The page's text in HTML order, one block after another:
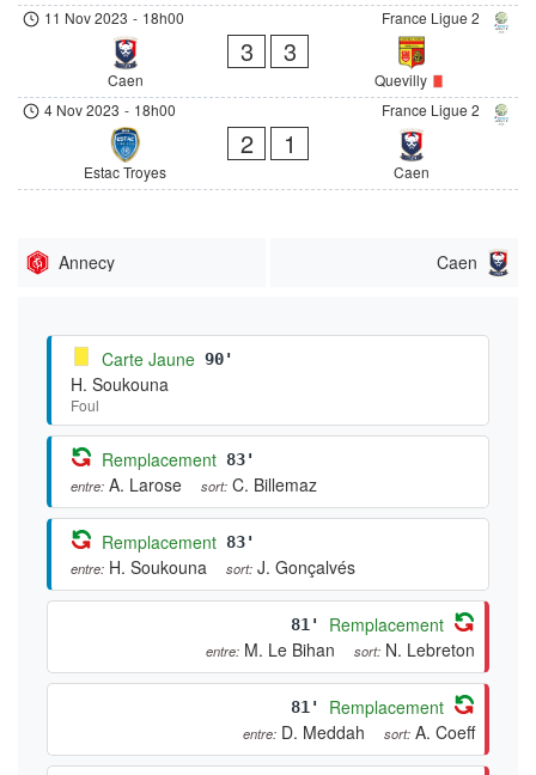
France Ligue 2
11 Nov 2023 - 18h00
Caen
3 3
Quevilly
France Ligue 2
4 Nov 2023 - 18h00
Estac Troyes
2 1
Caen
Annecy Caen
Carte Jaune 90'
H. Soukouna
Foul
Remplacement 83'
entre: A. Larose sort: C. Billemaz
Remplacement 83'
entre: H. Soukouna sort: J. Gonçalvés
81' Remplacement
entre: M. Le Bihan sort: N. Lebreton
81' Remplacement
entre: D. Meddah sort: A. Coeff